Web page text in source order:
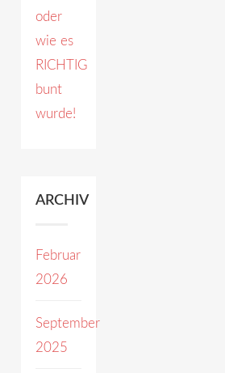
oder
wie es
RICHTIG
bunt
wurde!
ARCHIV
Februar
2026
September
2025